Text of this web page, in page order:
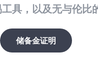
具，以及无与伦比
储备金证明